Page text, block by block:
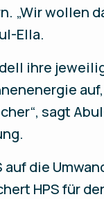
„Wir wollen
Ella.
ihre
sagt
die
HPS für